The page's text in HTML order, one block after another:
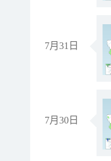
7月31日
7月30日